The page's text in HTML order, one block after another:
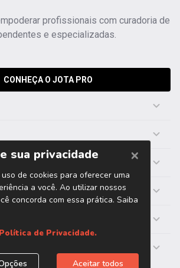
profissionais com curadoria de
e especializadas.
CONHEÇA O JOTA PRO